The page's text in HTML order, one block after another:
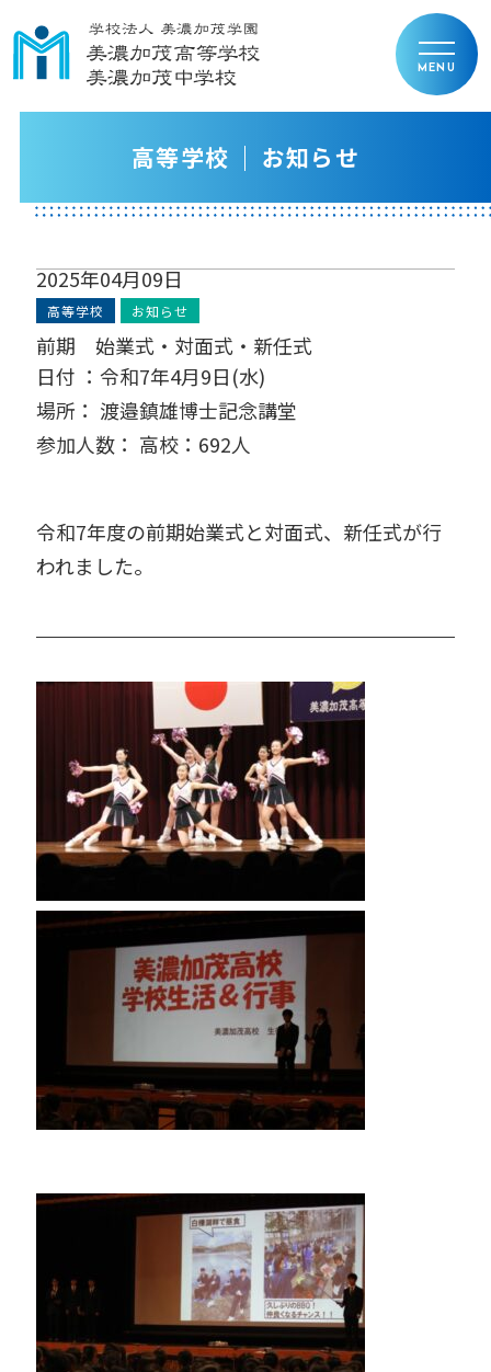
高等学校 お知らせ
2025年04月09日
高等学校 お知らせ
前期 始業式・対面式・新任式
日付 ：令和7年4月9日(水)
場所： 渡邉鎮雄博士記念講堂
参加人数： 高校：692人
令和7年度の前期始業式と対面式、新任式が行
われました。